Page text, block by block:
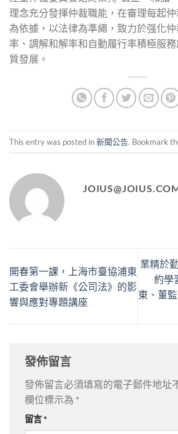
理念充分發揮仲裁職能，在審理每起
為依據，以法律為準繩，致力於强化
率、調解和解率和自動履行率積極服
質發展。
This entry was posted in新聞公告. Bookmark
開春第一課，上海市臺協浦東
工委會舉辦新《公司法》的影
響與應對專題講座
業精於
約學
東、董
發佈留言
發佈留言必須填寫的電子郵件地址
欄位標示為 *
留言*